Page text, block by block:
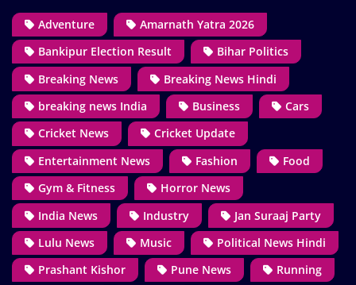
Adventure
Amarnath Yatra 2026
Bankipur Election Result
Bihar Politics
Breaking News
Breaking News Hindi
breaking news India
Business
Cars
Cricket News
Cricket Update
Entertainment News
Fashion
Food
Gym & Fitness
Horror News
India News
Industry
Jan Suraaj Party
Lulu News
Music
Political News Hindi
Prashant Kishor
Pune News
Running